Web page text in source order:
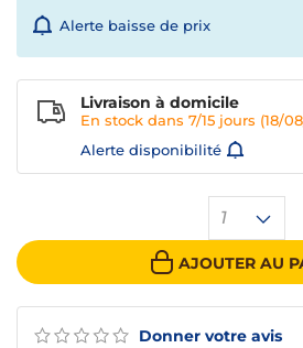
Donner votre avis
Alerte baisse de prix
1
AJOUTER AU
Livraison à domicile
En stock dans 7/15 jours (18/
Alerte disponibilité